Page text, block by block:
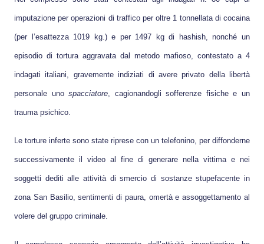
imputazione per operazioni di traffico per oltre 1 tonnellata di cocaina
(per l’esattezza 1019 kg.) e per 1497 kg di hashish, nonché un
episodio di tortura aggravata dal metodo mafioso, contestato a 4
indagati italiani, gravemente indiziati di avere privato della libertà
personale unospacciatore, cagionandogli sofferenze fisiche e un
trauma psichico.
Le torture inferte sono state riprese con un telefonino, per diffonderne
successivamente il video al fine di generare nella vittima e nei
soggetti dediti alle attività di smercio di sostanze stupefacente in
zona San Basilio, sentimenti di paura, omertà e assoggettamento al
volere del gruppo criminale.